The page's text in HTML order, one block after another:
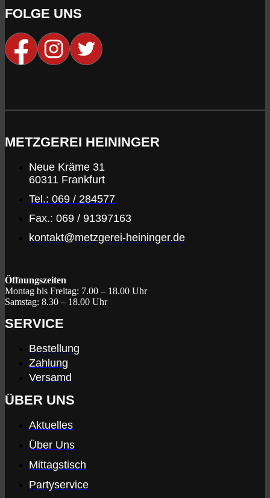
FOLGE UNS
METZGEREI HEININGER
Neue Kräme 31
60311 Frankfurt
Tel.: 069 / 284577
Fax.: 069 / 91397163
kontakt@metzgerei-heininger.de
Öffnungszeiten
Montag bis Freitag: 7.00 – 18.00 Uhr
Samstag: 8.30 – 18.00 Uhr
SERVICE
Bestellung
Zahlung
Versamd
ÜBER UNS
Aktuelles
Über Uns
Mittagstisch
Partyservice